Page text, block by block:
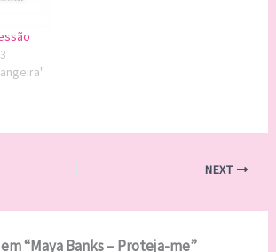
NEXT
“Maya Banks – Proteja-me”